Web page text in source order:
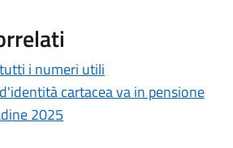
i numeri utili
cartacea va in pensione
2025